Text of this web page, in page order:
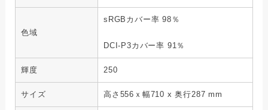
色域
sRGBカバー率 98％
DCI-P3カバー率 91％
輝度 250
サイズ 高さ556ｘ幅710 x 奥行287 mm